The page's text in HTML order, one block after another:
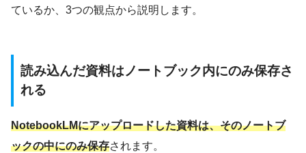
ているか、3つの観点から説明します。
読み込んだ資料はノートブック内にのみ保存さ
れる
NotebookLMにアップロードした資料は、そのノートブ
ックの中にのみ保存されます。